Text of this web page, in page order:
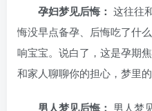
孕妇梦见后悔： 这往往
悔没早点备孕、后悔吃了什
响宝宝。说白了，这是孕期
和家人聊聊你的担心，梦里
男人梦见后悔： 男人梦